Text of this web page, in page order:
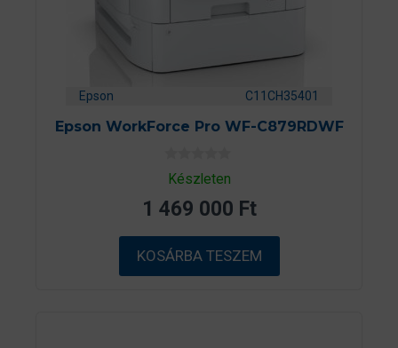
Epson C11CH35401
Epson WorkForce Pro WF-C879RDWF
0
a
5
b
ő
l
Készleten
1 469 000 Ft
KOSÁRBA TESZEM